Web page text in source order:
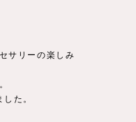
サリーの楽しみ
た。